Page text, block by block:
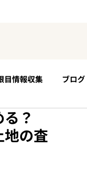
目情報収集 ブログ
土地・山林について
？
の査